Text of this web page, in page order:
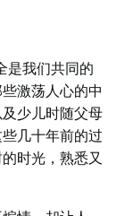
是我们共同的
激荡人心的中
少儿时随父母
几十年前的过
时光，熟悉又